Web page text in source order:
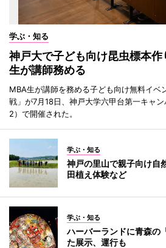
学ぶ・知る
神戸大で子ども向け昆虫標本
生が講師務める
MBA生が講師を務める子ども向け無料イベ
戦」が7月18日、神戸大学六甲台第一キャ
2）で開催された。
学ぶ・知る
神戸の里山で親子向け
田植え体験など
学ぶ・知る
ハーバーランドに青森
た展示、運行も